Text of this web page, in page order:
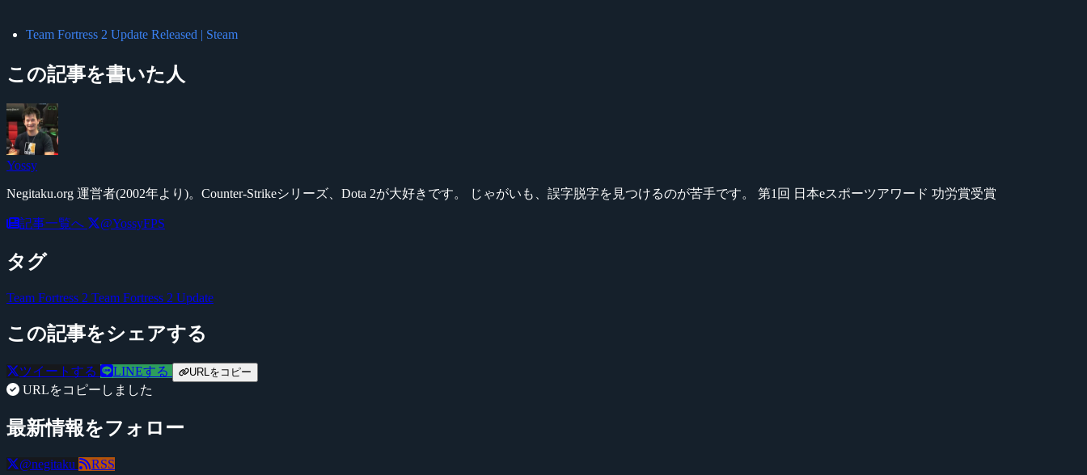
Team Fortress 2 Update Released | Steam
この記事を書いた人
Yossy
Negitaku.org 運営者(2002年より)。Counter-Strikeシリーズ、Dota 2が大好きです。 じゃがいも、誤字脱字を見つけるのが苦手です。 第1回 日本eスポーツアワード 功労賞受賞
記事一覧へ @YossyFPS
タグ
Team Fortress 2 Team Fortress 2 Update
この記事をシェアする
ツイートする LINEする URLをコピー
URLをコピーしました
最新情報をフォロー
@negitaku RSS